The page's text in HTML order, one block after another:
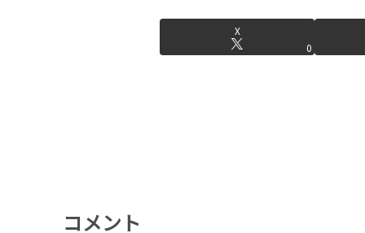
X
0
コメント